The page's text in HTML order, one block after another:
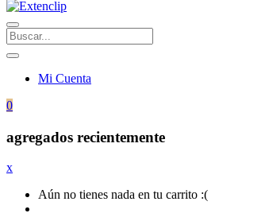
Mi Cuenta
0
agregados recientemente
x
Aún no tienes nada en tu carrito :(